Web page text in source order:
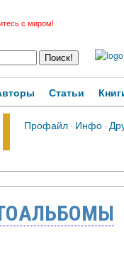
с миром!
Статьи
Профайл· Инфо·